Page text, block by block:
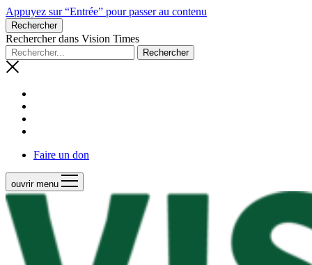
Appuyez sur “Entrée” pour passer au contenu
Rechercher
Rechercher dans Vision Times
Faire un don
ouvrir menu